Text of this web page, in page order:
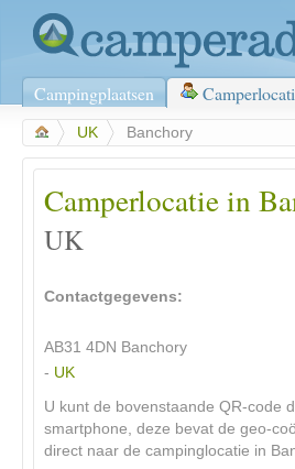
Campingplaatsen
UK Banchory
Camperlocatie in
UK
Contactgegevens:
AB31 4DN Banchory
- UK
U kunt de bovenstaande QR-code
smartphone, deze bevat de geo-
direct naar de campinglocatie in